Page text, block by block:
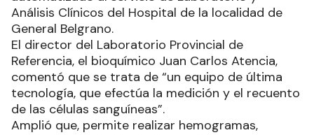
de Desarrollo Humano (MDH), incorporó un nuevo
y moderno contador hematológico
automatizado al servicio de Laboratorio y
Análisis Clínicos del Hospital de la localidad de
General Belgrano.
El director del Laboratorio Provincial de
Referencia, el bioquímico Juan Carlos Atencia,
comentó que se trata de “un equipo de última